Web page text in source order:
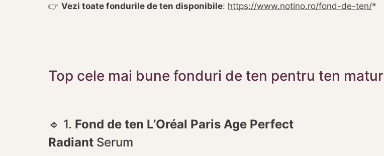
👉 Vezi toate fondurile de ten disponibile: https://www.notino.ro/fond-de-ten/
Top cele mai bune fonduri de ten pentru ten matur
🔹 1. Fond de ten L’Oréal Paris Age Perfect
Radiant Serum